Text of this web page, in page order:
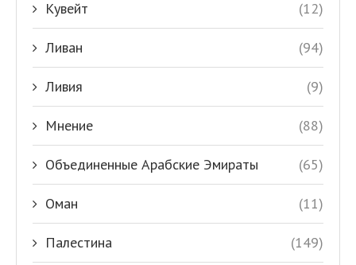
Кувейт (12)
Ливан (94)
Ливия (9)
Мнение (88)
Объединенные Арабские Эмираты (65)
Оман (11)
Палестина (149)